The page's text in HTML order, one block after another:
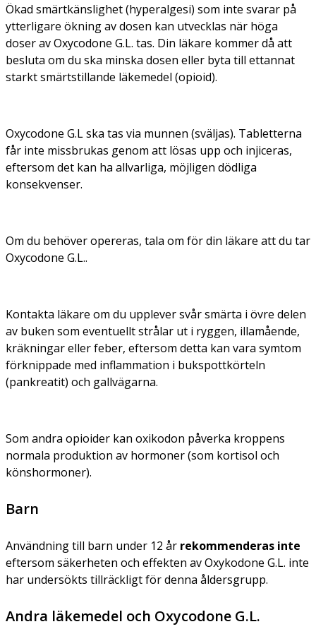
Ökad smärtkänslighet (hyperalgesi) som inte svarar på
ytterligare ökning av dosen kan utvecklas när höga
doser av Oxycodone G.L. tas. Din läkare kommer då att
besluta om du ska minska dosen eller byta till ettannat
starkt smärtstillande läkemedel (opioid).
Oxycodone G.L ska tas via munnen (sväljas). Tabletterna
får inte missbrukas genom att lösas upp och injiceras,
eftersom det kan ha allvarliga, möjligen dödliga
konsekvenser.
Om du behöver opereras, tala om för din läkare att du tar
Oxycodone G.L..
Kontakta läkare om du upplever svår smärta i övre delen
av buken som eventuellt strålar ut i ryggen, illamående,
kräkningar eller feber, eftersom detta kan vara symtom
förknippade med inflammation i bukspottkörteln
(pankreatit) och gallvägarna.
Som andra opioider kan oxikodon påverka kroppens
normala produktion av hormoner (som kortisol och
könshormoner).
Barn
Användning till barn under 12 år rekommenderas inte
eftersom säkerheten och effekten av Oxykodone G.L. inte
har undersökts tillräckligt för denna åldersgrupp.
Andra läkemedel och Oxycodone G.L.